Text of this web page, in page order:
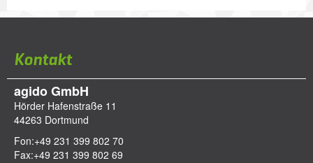
Kontakt
agido GmbH
Hörder Hafenstraße 11
44263 Dortmund
Fon:+49 231 399 802 70
Fax:+49 231 399 802 69